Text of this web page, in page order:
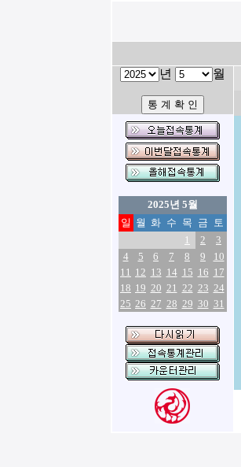
년 월
2025년 5월
일 월 화 수 목 금 토
1
2
3
4
5 6 7 8 9
10
11 12 13 14 15 16 17
18 19 20 21 22 23 24
25 26 27 28 29 30 31